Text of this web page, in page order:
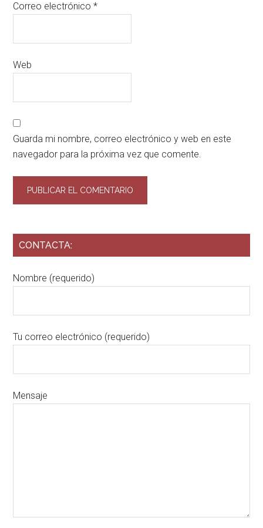
Correo electrónico*
Web
Guarda mi nombre, correo electrónico y web en este
navegador para la próxima vez que comente.
CONTACTA:
Nombre (requerido)
Tu correo electrónico (requerido)
Mensaje